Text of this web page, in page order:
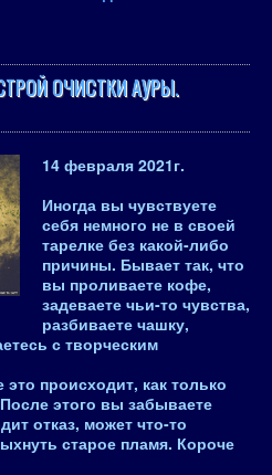
ОЧИСТКИ АУРЫ.
14 февраля 2021г.
Иногда вы чувствуете
себя немного не в своей
тарелке без какой-либо
причины. Бывает так, что
вы проливаете кофе,
задеваете чьи-то чувства,
разбиваете чашку,
с творческим
происходит, как только
этого вы забываете
отказ, может что-то
старое пламя. Короче